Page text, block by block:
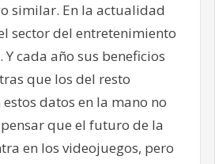
similar. En la actualidad
sector del entretenimiento
cada año sus beneficios
que los del resto
datos en la mano no
que el futuro de la
en los videojuegos, pero